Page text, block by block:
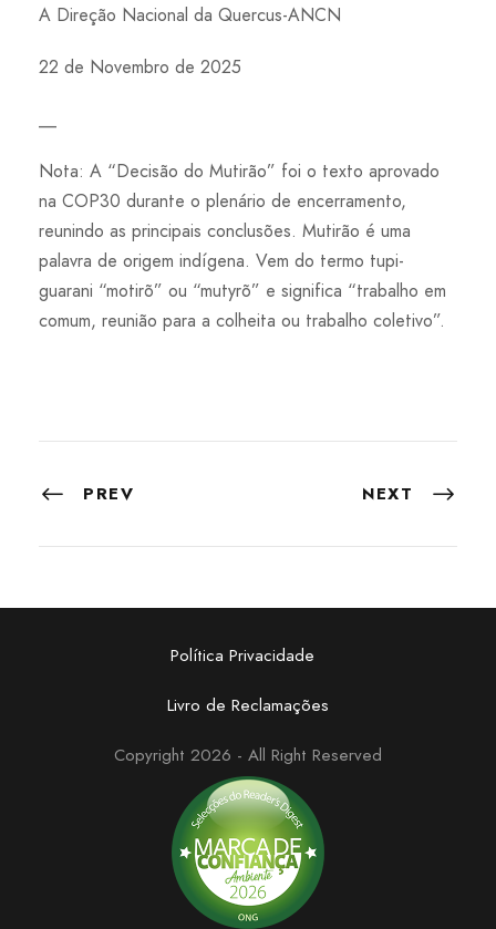
A Direção Nacional da Quercus-ANCN
22 de Novembro de 2025
Nota: A “Decisão do Mutirão” foi o texto aprovado
na COP30 durante o plenário de encerramento,
reunindo as principais conclusões. Mutirão é uma
palavra de origem indígena. Vem do termo tupi-
guarani “motirõ” ou “mutyrõ” e significa “trabalho em
comum, reunião para a colheita ou trabalho coletivo”.
PREV NEXT
Política Privacidade
Livro de Reclamações
Copyright 2026 - All Right Reserved